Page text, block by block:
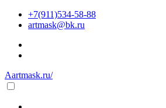
+7(911)534-58-88
artmask@bk.ru
Aartmask.ru/